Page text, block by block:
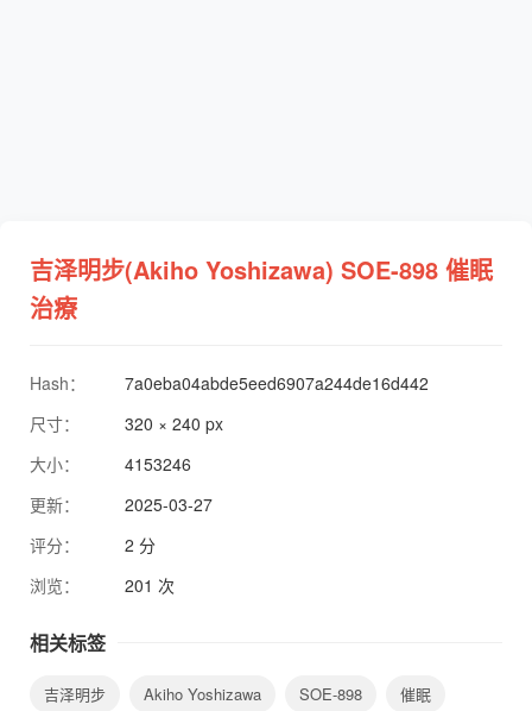
吉泽明步(Akiho Yoshizawa) SOE-898 催眠
治療
Hash：
7a0eba04abde5eed6907a244de16d442
尺寸：
320 × 240 px
大小：
4153246
更新：
2025-03-27
评分：
2 分
浏览：
201 次
相关标签
吉泽明步 Akiho Yoshizawa SOE-898 催眠